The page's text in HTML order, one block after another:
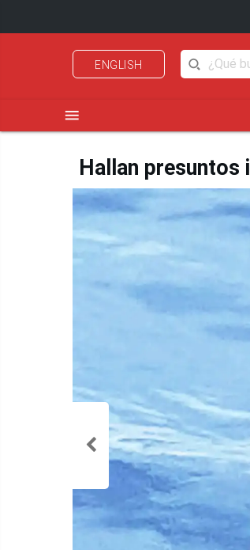
ENGLISH
menu
Hallan presuntos